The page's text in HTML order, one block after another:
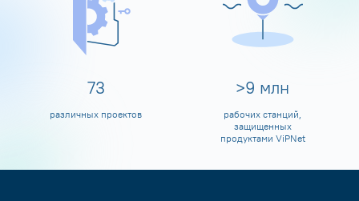
80
различных проектов
>10 млн
рабочих станций,
защищенных
продуктами ViPNet